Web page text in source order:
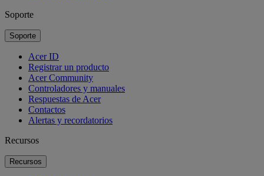
Soporte
Soporte
Acer ID
Registrar un producto
Acer Community
Controladores y manuales
Respuestas de Acer
Contactos
Alertas y recordatorios
Recursos
Recursos